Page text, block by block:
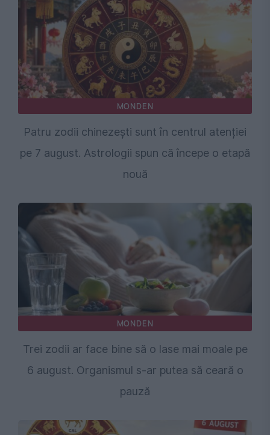
MONDEN
Patru zodii chinezești sunt în centrul atenției
pe 7 august. Astrologii spun că începe o etapă
nouă
MONDEN
Trei zodii ar face bine să o lase mai moale pe
6 august. Organismul s-ar putea să ceară o
pauză